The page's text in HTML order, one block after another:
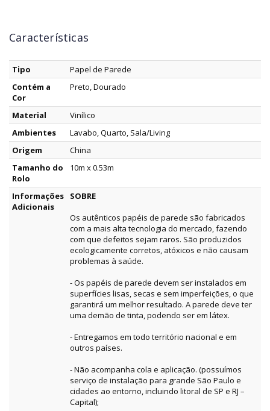
Características
Tipo
Papel de Parede
Contém a
Cor
Preto, Dourado
Material
Vinílico
Ambientes
Lavabo, Quarto, Sala/Living
Origem
China
Tamanho do
Rolo
10m x 0.53m
Informações
Adicionais
SOBRE
Os autênticos papéis de parede são fabricados
com a mais alta tecnologia do mercado, fazendo
com que defeitos sejam raros. São produzidos
ecologicamente corretos, atóxicos e não causam
problemas à saúde.
- Os papéis de parede devem ser instalados em
superfícies lisas, secas e sem imperfeições, o que
garantirá um melhor resultado. A parede deve ter
uma demão de tinta, podendo ser em látex.
- Entregamos em todo território nacional e em
outros países.
- Não acompanha cola e aplicação. (possuímos
serviço de instalação para grande São Paulo e
cidades ao entorno, incluindo litoral de SP e RJ –
Capital);